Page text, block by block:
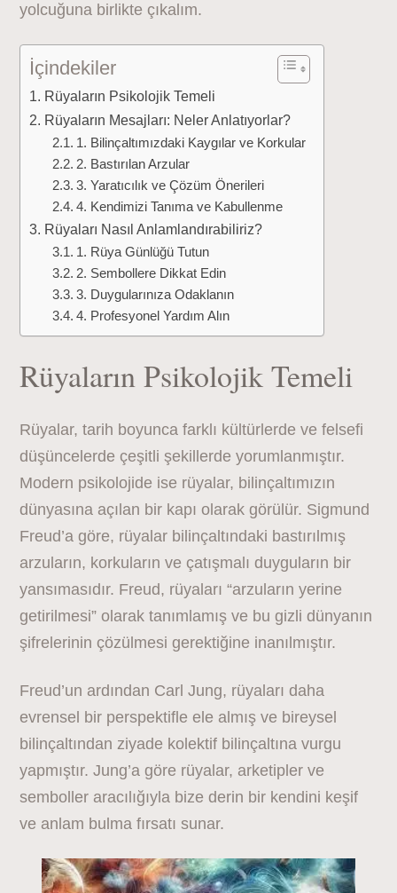
yolcuğuna birlikte çıkalım.
İçindekiler
Rüyaların Psikolojik Temeli
Rüyaların Mesajları: Neler Anlatıyorlar?
1. Bilinçaltımızdaki Kaygılar ve Korkular
2. Bastırılan Arzular
3. Yaratıcılık ve Çözüm Önerileri
4. Kendimizi Tanıma ve Kabullenme
Rüyaları Nasıl Anlamlandırabiliriz?
1. Rüya Günlüğü Tutun
2. Sembollere Dikkat Edin
3. Duygularınıza Odaklanın
4. Profesyonel Yardım Alın
Rüyaların Psikolojik Temeli
Rüyalar, tarih boyunca farklı kültürlerde ve felsefi
düşüncelerde çeşitli şekillerde yorumlanmıştır.
Modern psikolojide ise rüyalar, bilinçaltımızın
dünyasına açılan bir kapı olarak görülür. Sigmund
Freud’a göre, rüyalar bilinçaltındaki bastırılmış
arzuların, korkuların ve çatışmalı duyguların bir
yansımasıdır. Freud, rüyaları “arzuların yerine
getirilmesi” olarak tanımlamış ve bu gizli dünyanın
şifrelerinin çözülmesi gerektiğine inanılmıştır.
Freud’un ardından Carl Jung, rüyaları daha
evrensel bir perspektifle ele almış ve bireysel
bilinçaltından ziyade kolektif bilinçaltına vurgu
yapmıştır. Jung’a göre rüyalar, arketipler ve
semboller aracılığıyla bize derin bir kendini keşif
ve anlam bulma fırsatı sunar.